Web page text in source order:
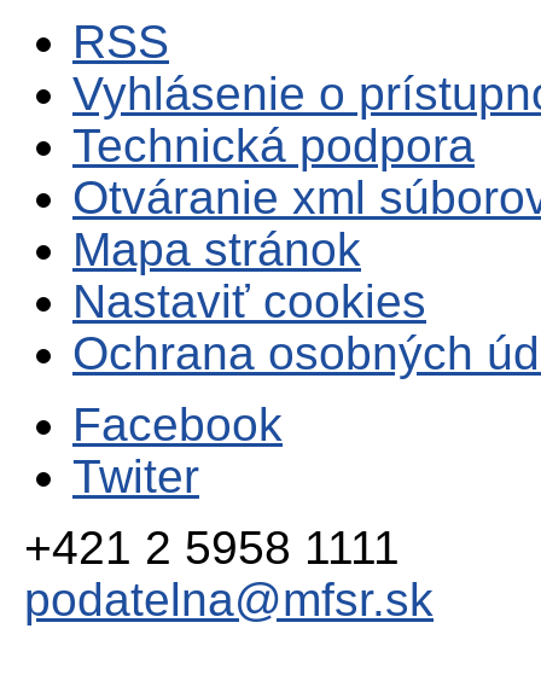
RSS
Vyhlásenie o
Technická podpora
Otváranie xml
Mapa stránok
Nastaviť cookies
Ochrana osobných
Facebook
Twiter
+421 2 5958 1111
podatelna@mfsr.sk